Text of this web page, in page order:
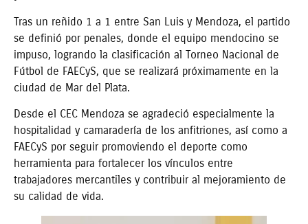
Tras un reñido 1 a 1 entre San Luis y Mendoza, el partido
se definió por penales, donde el equipo mendocino se
impuso, logrando la clasificación al Torneo Nacional de
Fútbol de FAECyS, que se realizará próximamente en la
ciudad de Mar del Plata.
Desde el CEC Mendoza se agradeció especialmente la
hospitalidad y camaradería de los anfitriones, así como a
FAECyS por seguir promoviendo el deporte como
herramienta para fortalecer los vínculos entre
trabajadores mercantiles y contribuir al mejoramiento de
su calidad de vida.